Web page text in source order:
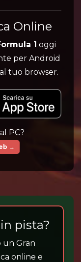
Online
1 oggi
per Android
tuo browser.
PC?
→
pista?
un Gran
online e